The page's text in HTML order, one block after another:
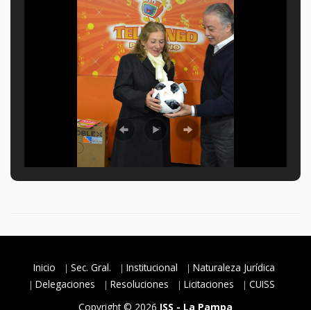
Inicio Sec. Gral. Institucional
Naturaleza Jurídica
Delegaciones
Resoluciones Licitaciones
CUISS
Copyright © 2026 ISS - La Pampa